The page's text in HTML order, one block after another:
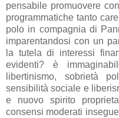
pensabile promuovere
programmatiche tanto
polo in compagnia di
imparentandosi con un
la tutela di interessi
evidenti? è
libertinismo, sobrietà
sensibilità sociale e
e nuovo spirito
consensi moderati